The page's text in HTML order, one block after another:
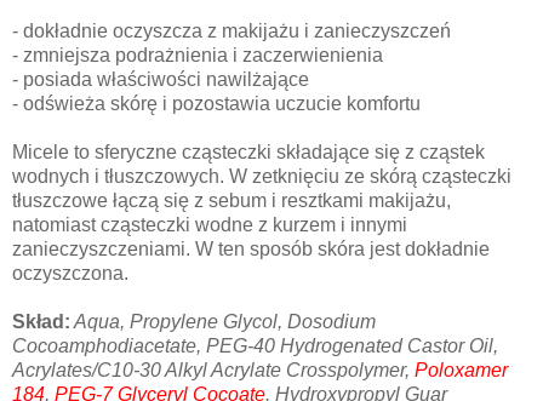
- dokładnie oczyszcza z makijażu i zanieczyszczeń
- zmniejsza podrażnienia i zaczerwienienia
- posiada właściwości nawilżające
- odświeża skórę i pozostawia uczucie komfortu
Micele to sferyczne cząsteczki składające się z cząstek
wodnych i tłuszczowych. W zetknięciu ze skórą cząsteczki
tłuszczowe łączą się z sebum i resztkami makijażu,
natomiast cząsteczki wodne z kurzem i innymi
zanieczyszczeniami. W ten sposób skóra jest dokładnie
oczyszczona.
Skład: Aqua, Propylene Glycol, Dosodium
Cocoamphodiacetate, PEG-40 Hydrogenated Castor Oil,
Acrylates/C10-30 Alkyl Acrylate Crosspolymer, Poloxamer
184, PEG-7 Glyceryl Cocoate, Hydroxypropyl Guar